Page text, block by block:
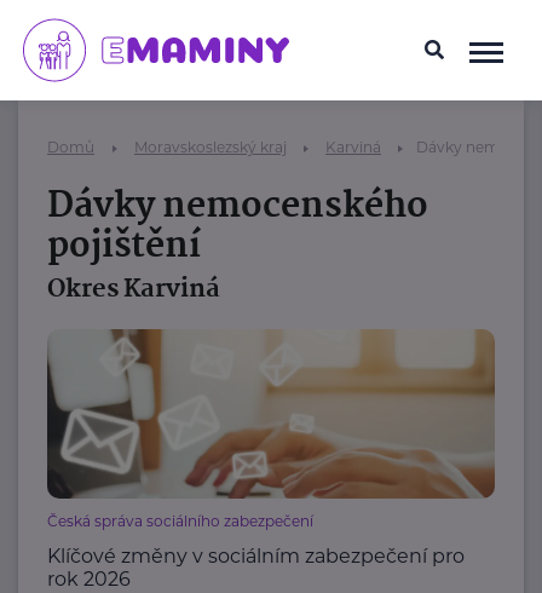
Domů Moravskoslezský kraj Karviná Dávky
Dávky nemocenského
pojištění
Okres Karviná
Česká správa sociálního zabezpečení
Klíčové změny v sociálním zabezpečení pro
rok 2026